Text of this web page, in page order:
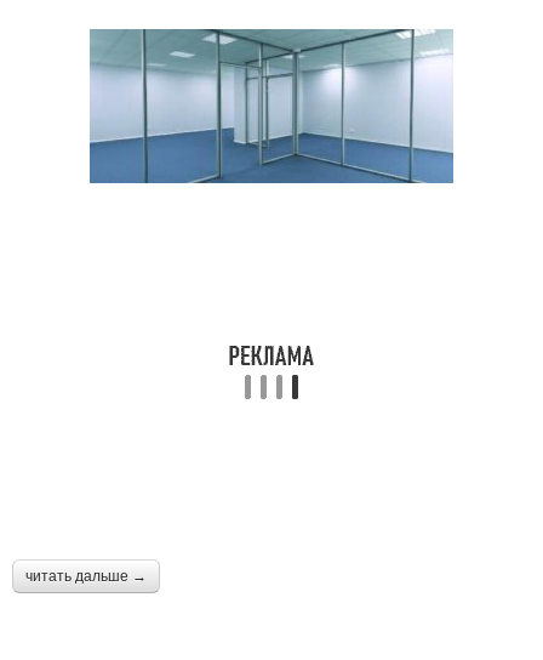
читать дальше →